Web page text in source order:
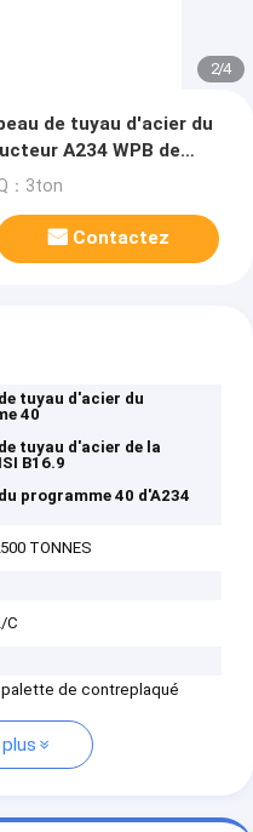
2/4
de tuyau d'acier du
A234 WPB de
：3ton
Contactez
tuyau d'acier du
40
tuyau d'acier de la
B16.9
programme 40 d'A234
TONNES
C
palette de contreplaqué